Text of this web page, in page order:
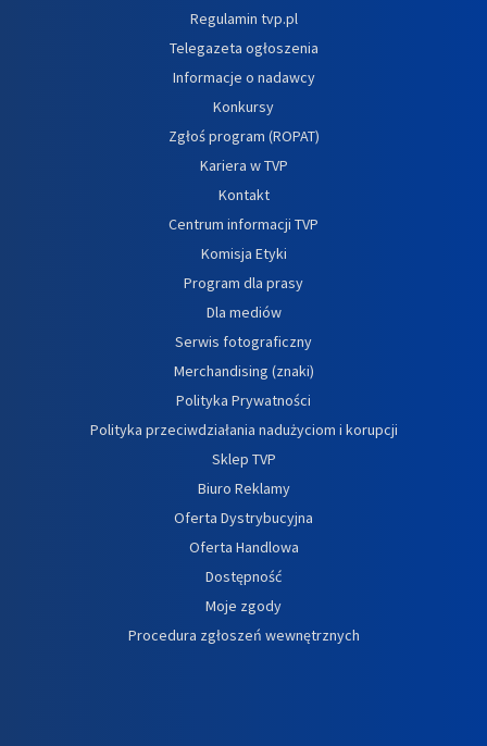
Regulamin tvp.pl
Telegazeta ogłoszenia
Informacje o nadawcy
Konkursy
Zgłoś program (ROPAT)
Kariera w TVP
Kontakt
Centrum informacji TVP
Komisja Etyki
Program dla prasy
Dla mediów
Serwis fotograficzny
Merchandising (znaki)
Polityka Prywatności
Polityka przeciwdziałania nadużyciom i korupcji
Sklep TVP
Biuro Reklamy
Oferta Dystrybucyjna
Oferta Handlowa
Dostępność
Moje zgody
Procedura zgłoszeń wewnętrznych